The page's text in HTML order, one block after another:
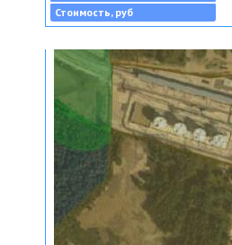
Стоимость, руб